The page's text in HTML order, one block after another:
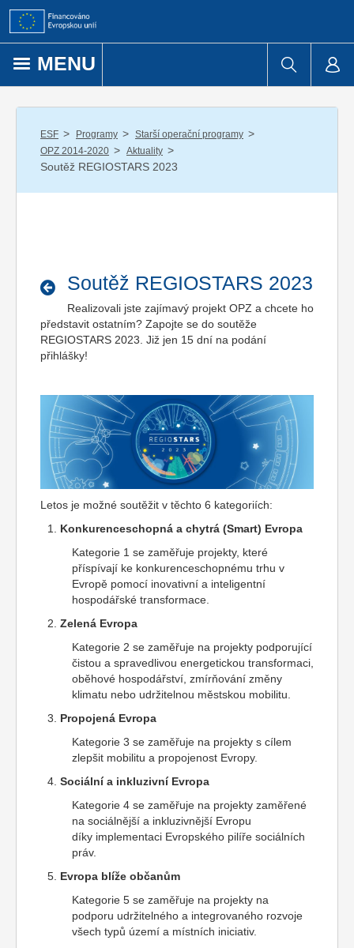
Přejít k obsahu
MENU
ESF / Programy / Starší operační programy /
OPZ 2014-2020 / Aktuality /
Soutěž REGIOSTARS 2023
Soutěž REGIOSTARS 2023
Realizovali jste zajímavý projekt OPZ a chcete ho
představit ostatním? Zapojte se do soutěže
REGIOSTARS 2023. Již jen 15 dní na podání
přihlášky!
Letos je možné soutěžit v těchto 6 kategoriích:
Konkurenceschopná a chytrá (Smart) Evropa
Kategorie 1 se zaměřuje projekty, které
příspívají ke konkurenceschopnému trhu v
Evropě pomocí inovativní a inteligentní
hospodářské transformace.
Zelená Evropa
Kategorie 2 se zaměřuje na projekty podporující
čistou a spravedlivou energetickou transformaci,
oběhové hospodářství, zmírňování změny
klimatu nebo udržitelnou městskou mobilitu.
Propojená Evropa
Kategorie 3 se zaměřuje na projekty s cílem
zlepšit mobilitu a propojenost Evropy.
Sociální a inkluzivní Evropa
Kategorie 4 se zaměřuje na projekty zaměřené
na sociálnější a inkluzivnější Evropu
díky implementaci Evropského pilíře sociálních
práv.
Evropa blíže občanům
Kategorie 5 se zaměřuje na projekty na
podporu udržitelného a integrovaného rozvoje
všech typů území a místních iniciativ.